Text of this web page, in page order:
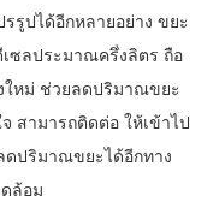
รูปได้อีกหลายอย่าง ขยะ
ซลประมาณครึ่งลิตร ถือ
ใหม่ ช่วยลดปริมาณขยะ
สามารถติดต่อ ให้เข้าไป
ดปริมาณขยะได้อีกทาง
ล้อม